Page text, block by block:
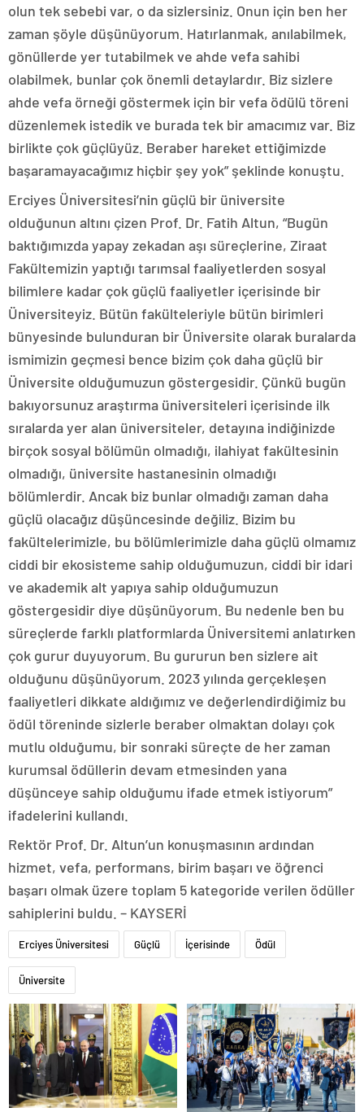
olun tek sebebi var, o da sizlersiniz. Onun için ben her
zaman şöyle düşünüyorum. Hatırlanmak, anılabilmek,
gönüllerde yer tutabilmek ve ahde vefa sahibi
olabilmek, bunlar çok önemli detaylardır. Biz sizlere
ahde vefa örneği göstermek için bir vefa ödülü töreni
düzenlemek istedik ve burada tek bir amacımız var. Biz
birlikte çok güçlüyüz. Beraber hareket ettiğimizde
başaramayacağımız hiçbir şey yok” şeklinde konuştu.
Erciyes Üniversitesi’nin güçlü bir üniversite
olduğunun altını çizen Prof. Dr. Fatih Altun, “Bugün
baktığımızda yapay zekadan aşı süreçlerine, Ziraat
Fakültemizin yaptığı tarımsal faaliyetlerden sosyal
bilimlere kadar çok güçlü faaliyetler içerisinde bir
Üniversiteyiz. Bütün fakülteleriyle bütün birimleri
bünyesinde bulunduran bir Üniversite olarak buralarda
ismimizin geçmesi bence bizim çok daha güçlü bir
Üniversite olduğumuzun göstergesidir. Çünkü bugün
bakıyorsunuz araştırma üniversiteleri içerisinde ilk
sıralarda yer alan üniversiteler, detayına indiğinizde
birçok sosyal bölümün olmadığı, ilahiyat fakültesinin
olmadığı, üniversite hastanesinin olmadığı
bölümlerdir. Ancak biz bunlar olmadığı zaman daha
güçlü olacağız düşüncesinde değiliz. Bizim bu
fakültelerimizle, bu bölümlerimizle daha güçlü olmamız
ciddi bir ekosisteme sahip olduğumuzun, ciddi bir idari
ve akademik alt yapıya sahip olduğumuzun
göstergesidir diye düşünüyorum. Bu nedenle ben bu
süreçlerde farklı platformlarda Üniversitemi anlatırken
çok gurur duyuyorum. Bu gururun ben sizlere ait
olduğunu düşünüyorum. 2023 yılında gerçekleşen
faaliyetleri dikkate aldığımız ve değerlendirdiğimiz bu
ödül töreninde sizlerle beraber olmaktan dolayı çok
mutlu olduğumu, bir sonraki süreçte de her zaman
kurumsal ödüllerin devam etmesinden yana
düşünceye sahip olduğumu ifade etmek istiyorum”
ifadelerini kullandı.
Rektör Prof. Dr. Altun’un konuşmasının ardından
hizmet, vefa, performans, birim başarı ve öğrenci
başarı olmak üzere toplam 5 kategoride verilen ödüller
sahiplerini buldu. – KAYSERİ
Erciyes Üniversitesi Güçlü İçerisinde Ödül
Üniversite